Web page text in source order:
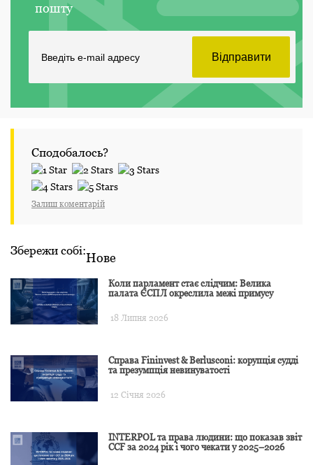
пошту
Сподобалось?
Залиш коментарій
Збережи собі:Нове
Коли парламент стає слідчим: Велика
палата ЄСПЛ окреслила межі примусу
18 Липня 2026
Справа Fininvest & Berlusconi: корупція судді
та презумпція невинуватості
12 Січня 2026
INTERPOL та права людини: що показав звіт
CCF за 2024 рік і чого чекати у 2025–2026